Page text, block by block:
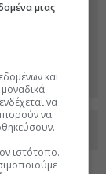
μιας
και
να
να
ιστότοπο.